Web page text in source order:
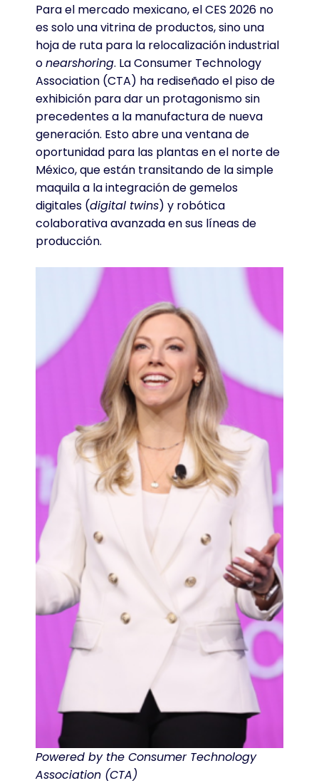
Para el mercado mexicano, el CES 2026 no
es solo una vitrina de productos, sino una
hoja de ruta para la relocalización industrial
onearshoring. La Consumer Technology
Association (CTA) ha rediseñado el piso de
exhibición para dar un protagonismo sin
precedentes a la manufactura de nueva
generación. Esto abre una ventana de
oportunidad para las plantas en el norte de
México, que están transitando de la simple
maquila a la integración de gemelos
digitales (digital twins) y robótica
colaborativa avanzada en sus líneas de
producción.
Powered by the Consumer Technology
Association (CTA)